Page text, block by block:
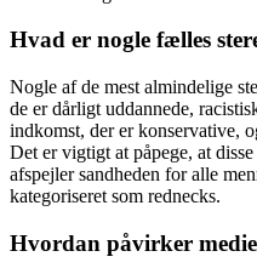
Hvad er nogle fælles
Nogle af de mest almindelige
de er dårligt uddannede,
indkomst, der er konservative,
Det er vigtigt at påpege, at
afspejler sandheden for alle
kategoriseret som rednecks.
Hvordan påvirker